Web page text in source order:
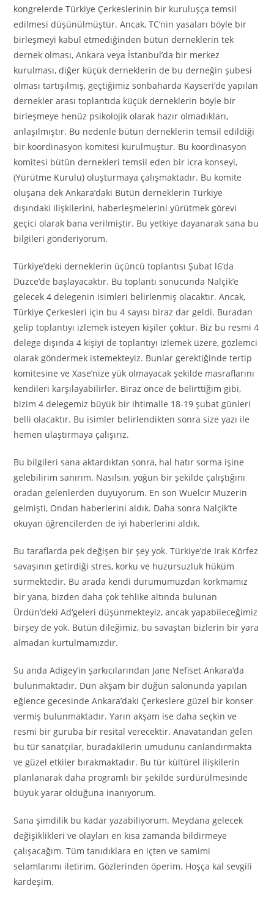
kongrelerde Türkiye Çerkeslerinin bir kuruluşça temsil
edilmesi düşünülmüştür. Ancak, TC‘nin yasaları böyle bir
birleşmeyi kabul etmediğinden bütün derneklerin tek
dernek olması, Ankara veya İstanbul’da bir merkez
kurulması, diğer küçük derneklerin de bu derneğin şubesi
olması tartışılmış, geçtiğimiz sonbaharda Kayseri’de yapılan
dernekler arası toplantıda küçük derneklerin böyle bir
birleşmeye henüz psikolojik olarak hazır olmadıkları,
anlaşılmıştır. Bu nedenle bütün derneklerin temsil edildiği
bir koordinasyon komitesi kurulmuştur. Bu koordinasyon
komitesi bütün dernekleri temsil eden bir icra konseyi,
(Yürütme Kurulu) oluşturmaya çalışmaktadır. Bu komite
oluşana dek Ankara’daki Bütün derneklerin Türkiye
dışındaki ilişkilerini, haberleşmelerini yürütmek görevi
geçici olarak bana verilmiştir. Bu yetkiye dayanarak sana bu
bilgileri gönderiyorum.
Türkiye’deki derneklerin üçüncü toplantısı Şubat l6’da
Düzce’de başlayacaktır. Bu toplantı sonucunda Nalçik’e
gelecek 4 delegenin isimleri belirlenmiş olacaktır. Ancak,
Türkiye Çerkesleri için bu 4 sayısı biraz dar geldi. Buradan
gelip toplantıyı izlemek isteyen kişiler çoktur. Biz bu resmi 4
delege dışında 4 kişiyi de toplantıyı izlemek üzere, gözlemci
olarak göndermek istemekteyiz. Bunlar gerektiğinde tertip
komitesine veXase’nize yük olmayacak şekilde masraflarını
kendileri karşılayabilirler. Biraz önce de belirttiğim gibi,
bizim 4 delegemiz büyük bir ihtimalle 18-19 şubat günleri
belli olacaktır. Bu isimler belirlendikten sonra size yazı ile
hemen ulaştırmaya çalışırız.
Bu bilgileri sana aktardıktan sonra, hal hatır sorma işine
gelebilirim sanırım. Nasılsın, yoğun bir şekilde çalıştığını
oradan gelenlerden duyuyorum. En son Wuelcır Muzerin
gelmişti, Ondan haberlerini aldık. Daha sonra Nalçik’te
okuyan öğrencilerden de iyi haberlerini aldık.
Bu taraflarda pek değişen bir şey yok. Türkiye’de Irak Körfez
savaşının getirdiği stres, korku ve huzursuzluk hüküm
sürmektedir. Bu arada kendi durumumuzdan korkmamız
bir yana, bizden daha çok tehlike altında bulunan
Ürdün’deki Ad‘geleri düşünmekteyiz, ancak yapabileceğimiz
birşey de yok. Bütün dileğimiz, bu savaştan bizlerin bir yara
almadan kurtulmamızdır.
Su anda Adigey’in şarkıcılarından Jane Nefiset Ankara‘da
bulunmaktadır. Dün akşam bir düğün salonunda yapılan
eğlence gecesinde Ankara’daki Çerkeslere güzel bir konser
vermiş bulunmaktadır. Yarın akşam ise daha seçkin ve
resmi bir guruba bir resital verecektir. Anavatandan gelen
bu tür sanatçılar, buradakilerin umudunu canlandırmakta
ve güzel etkiler bırakmaktadır. Bu tür kültürel ilişkilerin
planlanarak daha programlı bir şekilde sürdürülmesinde
büyük yarar olduğuna inanıyorum.
Sana şimdilik bu kadar yazabiliyorum. Meydana gelecek
değişiklikleri ve olayları en kısa zamanda bildirmeye
çalışacağım. Tüm tanıdıklara en içten ve samimi
selamlarımı iletirim. Gözlerinden öperim. Hoşça kalsevgili
kardeşim.